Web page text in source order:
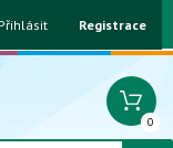
Přihlásit Registrace
0